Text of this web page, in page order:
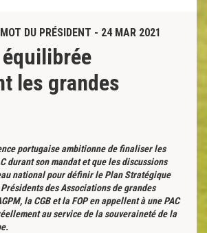
DU PRÉSIDENT - 24 MAR 2021
équilibrée
les grandes
portugaise ambitionne de finaliser les
durant son mandat et que les discussions
national pour définir le Plan Stratégique
des Associations de grandes
la CGB et la FOP en appellent à une PAC
au service de la souveraineté de la